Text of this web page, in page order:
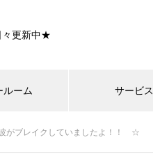
々更新中★
ルーム サービス
がブレイクしていましたよ！！ ☆